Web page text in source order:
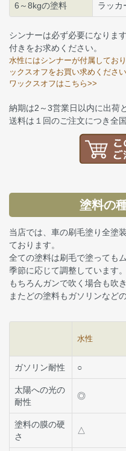
6～8kgの塗料 ラッカ
シンナーは必ず必要になりま
付きをお求めください。
水性にはシンナーが付属してお
ックスオフをお買い求めください
ワックスオフはこちら>>
納期は2～3営業日以内に出荷
送料は１回のご注文につき全
塗料の
当店では、車の刷毛塗り全塗
ております。
全ての塗料は刷毛で塗っても
季節に応じて調整しています。
もちろんガンで吹く場合も吹
またどの塗料もガソリンなど
水性
ガソリン耐性 ○
太陽への光の
耐性
◎
塗料の膜の硬
さ
△